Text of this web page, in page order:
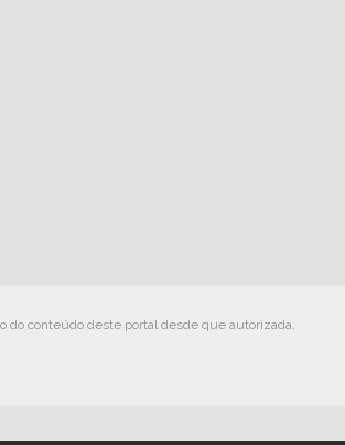
do conteúdo deste portal desde que autorizada.